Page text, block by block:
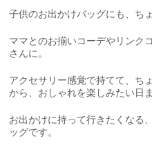
子供のお出かけバッグにも、ち
ママとのお揃いコーデやリンク
さんに。
アクセサリー感覚で持てて、ち
から、おしゃれを楽しみたい日
お出かけに持って行きたくなる
ッグです。